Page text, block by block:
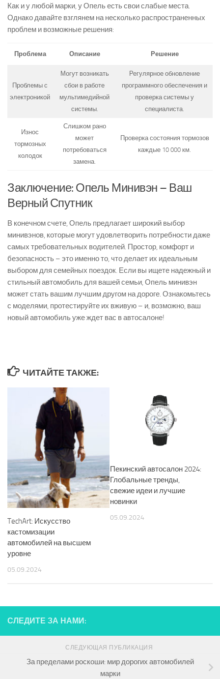
Как и у любой марки, у Опель есть свои слабые места.
Однако давайте взглянем на несколько распространенных
проблем и возможные решения:
Проблема Описание Решение
Проблемы с
электроникой
Могут возникать
сбои в работе
мультимедийной
системы.
Регулярное обновление
программного обеспечения и
проверка системы у
специалиста.
Износ
тормозных
колодок
Слишком рано
может
потребоваться
замена.
Проверка состояния тормозов
каждые 10 000 км.
Заключение: Опель Минивэн – Ваш
Верный Спутник
В конечном счете, Опель предлагает широкий выбор
минивэнов, которые могут удовлетворить потребности даже
самых требовательных водителей. Простор, комфорт и
безопасность – это именно то, что делает их идеальным
выбором для семейных поездок. Если вы ищете надежный и
стильный автомобиль для вашей семьи, Опель минивэн
может стать вашим лучшим другом на дороге. Ознакомьтесь
с моделями, протестируйте их вживую – и, возможно, ваш
новый автомобиль уже ждет вас в автосалоне!
ЧИТАЙТЕ ТАКЖЕ:
TechArt: Искусство
кастомизации
автомобилей на высшем
уровне
05.09.2024
Пекинский автосалон 2024:
Глобальные тренды,
свежие идеи и лучшие
новинки
05.09.2024
СЛЕДИТЕ ЗА НАМИ:
СЛЕДУЮЩАЯ ПУБЛИКАЦИЯ
За пределами роскоши: мир дорогих автомобилей
марки